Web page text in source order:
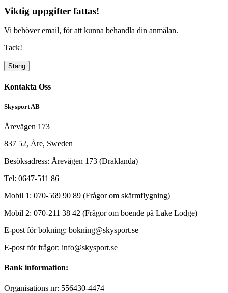
Viktig uppgifter fattas!
Vi behöver email, för att kunna behandla din anmälan.
Tack!
Stäng
Kontakta Oss
Skysport AB
Årevägen 173
837 52, Åre, Sweden
Besöksadress: Årevägen 173 (Draklanda)
Tel: 0647-511 86
Mobil 1: 070-569 90 89 (Frågor om skärmflygning)
Mobil 2: 070-211 38 42 (Frågor om boende på Lake Lodge)
E-post för bokning: bokning@skysport.se
E-post för frågor: info@skysport.se
Bank information:
Organisations nr: 556430-4474